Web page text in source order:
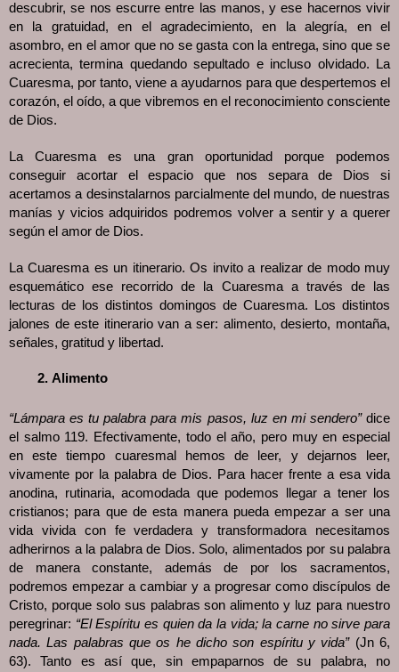
descubrir, se nos escurre entre las manos, y ese hacernos vivir
en la gratuidad, en el agradecimiento, en la alegría, en el
asombro, en el amor que no se gasta con la entrega, sino que se
acrecienta, termina quedando sepultado e incluso olvidado. La
Cuaresma, por tanto, viene a ayudarnos para que despertemos el
corazón, el oído, a que vibremos en el reconocimiento consciente
de Dios.
La Cuaresma es una gran oportunidad porque podemos
conseguir acortar el espacio que nos separa de Dios si
acertamos a desinstalarnos parcialmente del mundo, de nuestras
manías y vicios adquiridos podremos volver a sentir y a querer
según el amor de Dios.
La Cuaresma es un itinerario. Os invito a realizar de modo muy
esquemático ese recorrido de la Cuaresma a través de las
lecturas de los distintos domingos de Cuaresma. Los distintos
jalones de este itinerario van a ser: alimento, desierto, montaña,
señales, gratitud y libertad.
Alimento
“Lámpara es tu palabra para mis pasos, luz en mi sendero”dice
el salmo 119. Efectivamente, todo el año, pero muy en especial
en este tiempo cuaresmal hemos de leer, y dejarnos leer,
vivamente por la palabra de Dios. Para hacer frente a esa vida
anodina, rutinaria, acomodada que podemos llegar a tener los
cristianos; para que de esta manera pueda empezar a ser una
vida vivida con fe verdadera y transformadora necesitamos
adherirnos a la palabra de Dios. Solo, alimentados por su palabra
de manera constante, además de por los sacramentos,
podremos empezar a cambiar y a progresar como discípulos de
Cristo, porque solo sus palabras son alimento y luz para nuestro
peregrinar: “El Espíritu es quien da la vida; la carne no sirve para
nada. Las palabras que os he dicho son espíritu y vida”(Jn 6,
63). Tanto es así que, sin empaparnos de su palabra, no